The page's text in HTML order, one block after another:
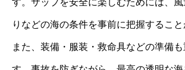
す。サップを安全に楽しむためには、
りなどの海の条件を事前に把握すること
また、装備・服装・救命具などの準備も